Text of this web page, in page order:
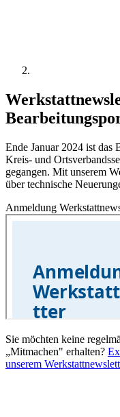
Ende Januar 2024 ist das
Kreis- und
gegangen. Mit unserem
über technische
Anmeldung
Sie möchten keine
„Mitmachen" erhalten?
unserem